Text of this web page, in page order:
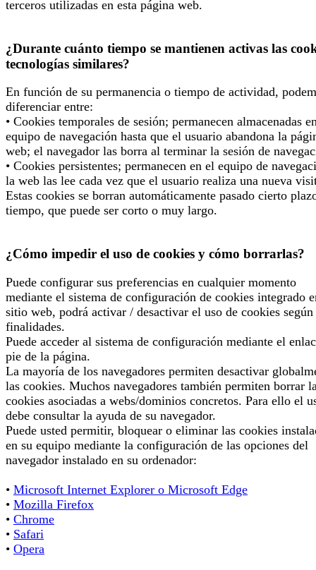
terceros utilizadas en esta página web.
¿Durante cuánto tiempo se mantienen activas las
tecnologías similares?
En función de su permanencia o tiempo de actividad,
diferenciar entre:
• Cookies temporales de sesión; permanecen almacenadas
equipo de navegación hasta que el usuario abandona la
web; el navegador las borra al terminar la sesión de
• Cookies persistentes; permanecen en el equipo de
la web las lee cada vez que el usuario realiza una nueva
Estas cookies se borran automáticamente pasado cierto
tiempo, que puede ser corto o muy largo.
¿Cómo impedir el uso de cookies y cómo borrarlas?
Puede configurar sus preferencias en cualquier momento
mediante el sistema de configuración de cookies integrado
sitio web, podrá activar / desactivar el uso de cookies según
finalidades.
Puede acceder al sistema de configuración mediante el
pie de la página.
La mayoría de los navegadores permiten desactivar
las cookies. Muchos navegadores también permiten borrar
cookies asociadas a webs/dominios concretos. Para ello el
debe consultar la ayuda de su navegador.
Puede usted permitir, bloquear o eliminar las cookies
en su equipo mediante la configuración de las opciones del
navegador instalado en su ordenador:
• Microsoft Internet Explorer o Microsoft Edge
• Mozilla Firefox
• Chrome
• Safari
• Opera